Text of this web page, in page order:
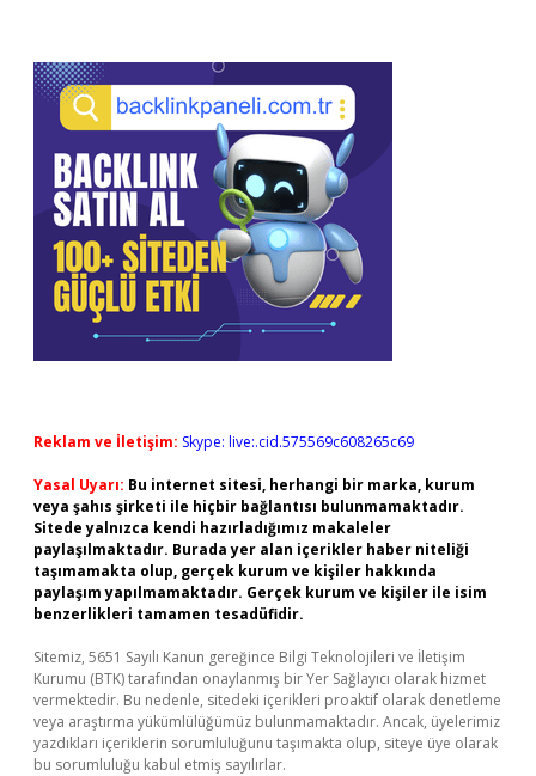
Reklam ve İletişim: Skype: live:.cid.575569c608265c69
Yasal Uyarı: Bu internet sitesi, herhangi bir marka, kurum
veya şahıs şirketi ile hiçbir bağlantısı bulunmamaktadır.
Sitede yalnızca kendi hazırladığımız makaleler
paylaşılmaktadır. Burada yer alan içerikler haber niteliği
taşımamakta olup, gerçek kurum ve kişiler hakkında
paylaşım yapılmamaktadır. Gerçek kurum ve kişiler ile isim
benzerlikleri tamamen tesadüfidir.
Sitemiz, 5651 Sayılı Kanun gereğince Bilgi Teknolojileri ve İletişim
Kurumu (BTK) tarafından onaylanmış bir Yer Sağlayıcı olarak hizmet
vermektedir. Bu nedenle, sitedeki içerikleri proaktif olarak denetleme
veya araştırma yükümlülüğümüz bulunmamaktadır. Ancak, üyelerimiz
yazdıkları içeriklerin sorumluluğunu taşımakta olup, siteye üye olarak
bu sorumluluğu kabul etmiş sayılırlar.